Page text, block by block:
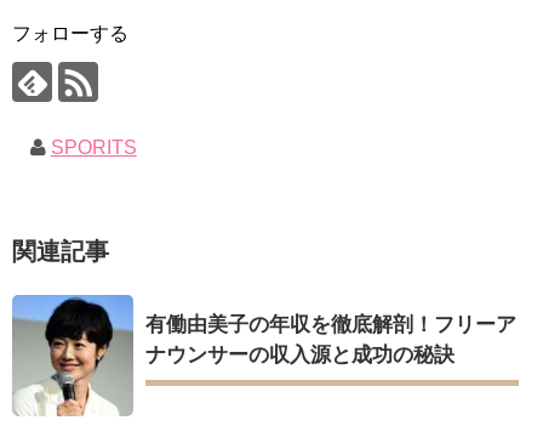
フォローする
SPORITS
関連記事
有働由美子の年収を徹底解剖！フリーア
ナウンサーの収入源と成功の秘訣